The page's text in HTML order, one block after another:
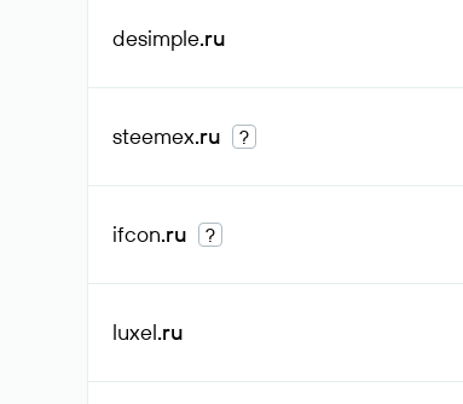
desimple.ru
steemex.ru ?
ifcon.ru ?
luxel.ru